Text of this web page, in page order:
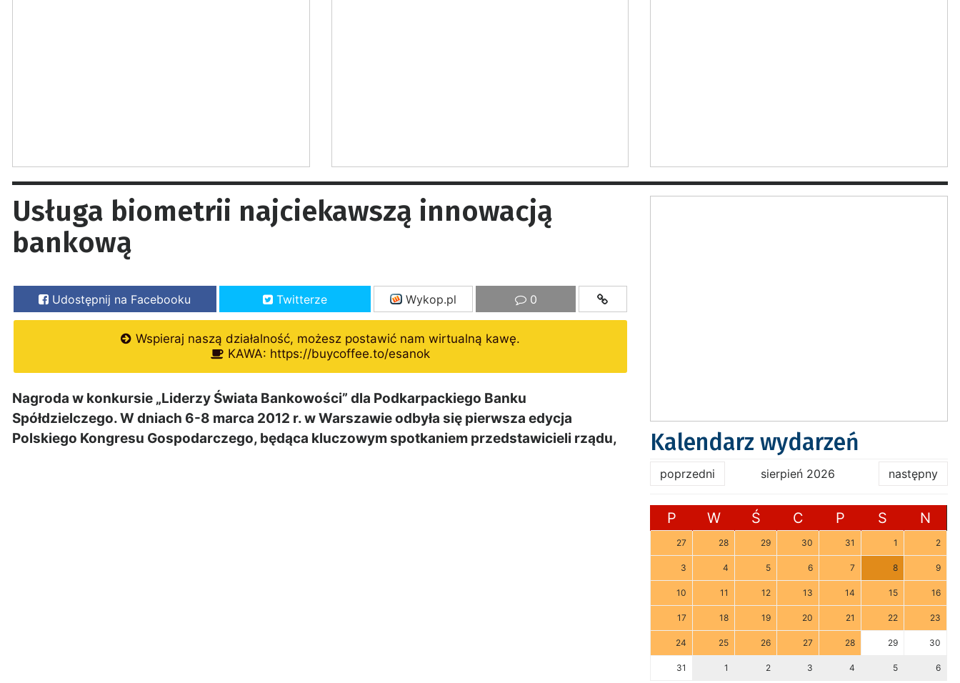
Usługa biometrii najciekawszą innowacją
bankową
Udostępnij na Facebooku Twitterze Wykop.pl 0
Wspieraj naszą działalność, możesz postawić nam wirtualną kawę.
KAWA: https://buycoffee.to/esanok
Nagroda w konkursie „Liderzy Świata Bankowości” dla Podkarpackiego Banku
Spółdzielczego. W dniach 6-8 marca 2012 r. w Warszawie odbyła się pierwsza edycja
Polskiego Kongresu Gospodarczego, będąca kluczowym spotkaniem przedstawicieli rządu,
Kalendarz wydarzeń
poprzedni sierpień 2026 następny
P W Ś C P S N
27 28 29 30 31 1 2
3 4 5 6 7 8 9
10 11 12 13 14 15 16
17 18 19 20 21 22 23
24 25 26 27 28 29 30
31 1 2 3 4 5 6